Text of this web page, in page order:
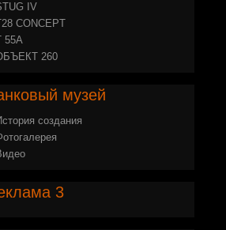
IV
CONCEPT
55А
260
музей
создания
3